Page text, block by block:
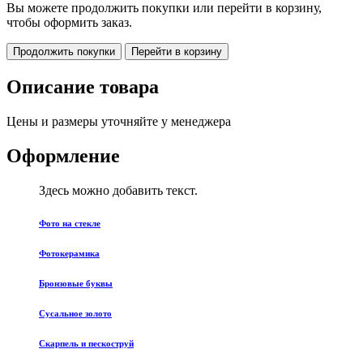
Вы можете продолжить покупки или перейти в корзину,
чтобы оформить заказ.
Продолжить покупки Перейти в корзину
Описание товара
Цены и размеры уточняйте у менеджера
Оформление
Здесь можно добавить текст.
Фото на стекле
Фотокерамика
Бронзовые буквы
Сусальное золото
Скарпель и пескоструй